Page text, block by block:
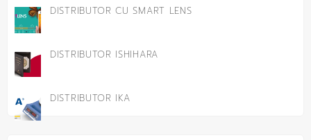
DISTRIBUTOR CU SMART LENS
DISTRIBUTOR ISHIHARA
DISTRIBUTOR IKA